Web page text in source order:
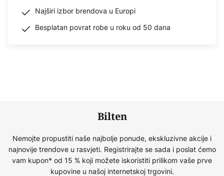
Najširi izbor brendova u Europi
Besplatan povrat robe u roku od 50 dana
Bilten
Nemojte propustiti naše najbolje ponude, ekskluzivne akcije i
najnovije trendove u rasvjeti. Registrirajte se sada i poslat ćemo
vam kupon* od 15 % koji možete iskoristiti prilikom vaše prve
kupovine u našoj internetskoj trgovini.